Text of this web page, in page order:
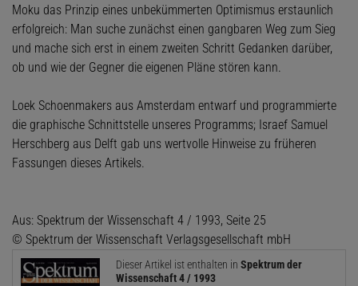
Moku das Prinzip eines unbekümmerten Optimismus erstaunlich
erfolgreich: Man suche zunächst einen gangbaren Weg zum Sieg
und mache sich erst in einem zweiten Schritt Gedanken darüber,
ob und wie der Gegner die eigenen Pläne stören kann.
Loek Schoenmakers aus Amsterdam entwarf und programmierte
die graphische Schnittstelle unseres Programms; Israef Samuel
Herschberg aus Delft gab uns wertvolle Hinweise zu früheren
Fassungen dieses Artikels.
Aus: Spektrum der Wissenschaft 4 / 1993, Seite 25
© Spektrum der Wissenschaft Verlagsgesellschaft mbH
Dieser Artikel ist enthalten in Spektrum der
Wissenschaft 4 / 1993